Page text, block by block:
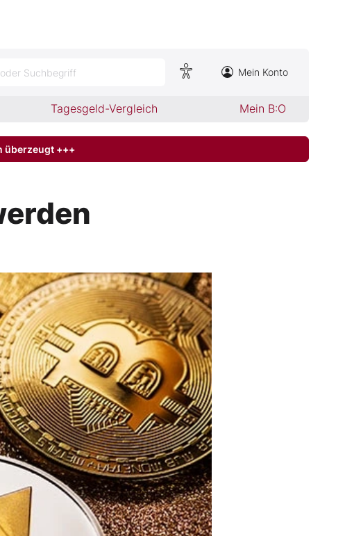
Suchbegriff Mein Konto
Tagesgeld-Vergleich Mein B:O
überzeugt +++